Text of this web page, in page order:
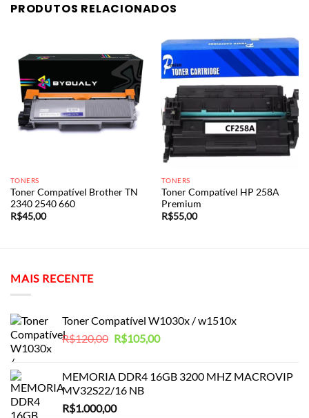
PRODUTOS RELACIONADOS
TONERS
Toner Compatível Brother TN
2340 2540 660
R$45,00
TONERS
Toner Compatível HP 258A
Premium
R$55,00
MAIS RECENTE
Toner Compatível W1030x / w1510x
R$120,00 O
era:
R$120,00.
R$105,00O
é:
MEMORIA DDR4 16GB 3200 MHZ MACROVIP
MV32S22/16 NB
R$1.000,00